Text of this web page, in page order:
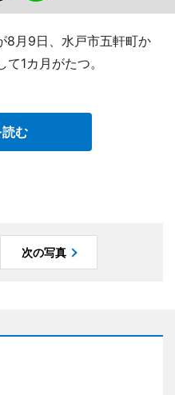
8月9日、水戸市五軒町か
1カ月がたつ。
む
次の写真